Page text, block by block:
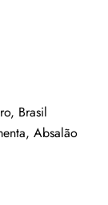
Brasil
Absalão